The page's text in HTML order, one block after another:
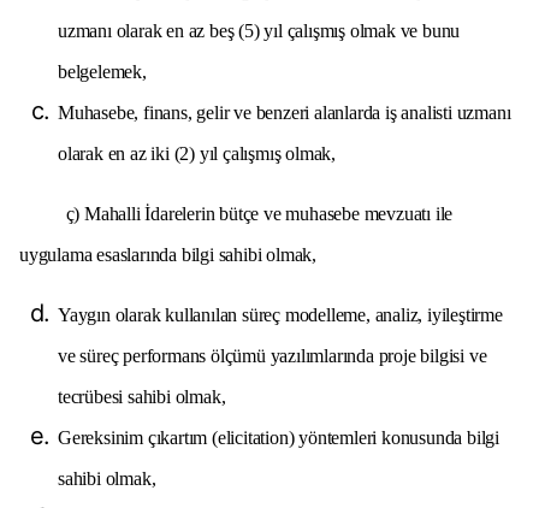
uzmanı olarak en az beş (5) yıl çalışmış olmak ve bunu
belgelemek,
Muhasebe, finans, gelir ve benzeri alanlarda iş analisti uzmanı
olarak en az iki (2) yıl çalışmış olmak,
ç) Mahalli İdarelerin bütçe ve muhasebe mevzuatı ile
uygulama esaslarında bilgi sahibi olmak,
Yaygın olarak kullanılan süreç modelleme, analiz, iyileştirme
ve süreç performans ölçümü yazılımlarında proje bilgisi ve
tecrübesi sahibi olmak,
Gereksinim çıkartım (elicitation) yöntemleri konusunda bilgi
sahibi olmak,